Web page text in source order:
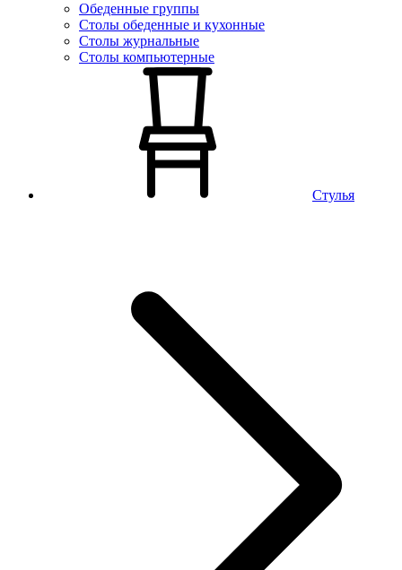
Обеденные группы
Столы обеденные и кухонные
Столы журнальные
Столы компьютерные
Стулья